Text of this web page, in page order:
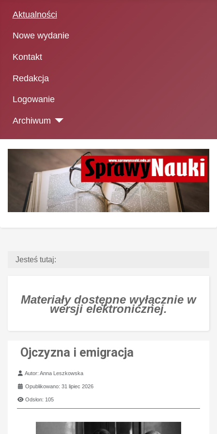
Aktualności
Nowe wydanie
Kontakt
Redakcja
Logowanie
Archiwum
Jesteś tutaj:
Materiały dostępne wyłącznie w
wersji elektronicznej.
Ojczyzna i emigracja
Szczegóły
Autor:Anna Leszkowska
Opublikowano: 31 lipiec 2026
Odsłon: 105